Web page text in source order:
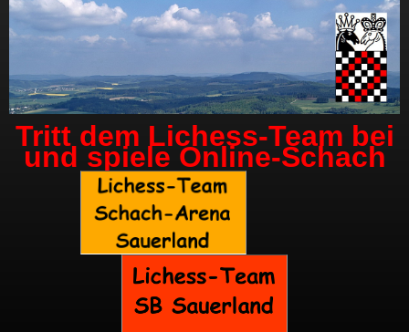
Tritt dem Lichess-Team bei
und spiele Online-Schach